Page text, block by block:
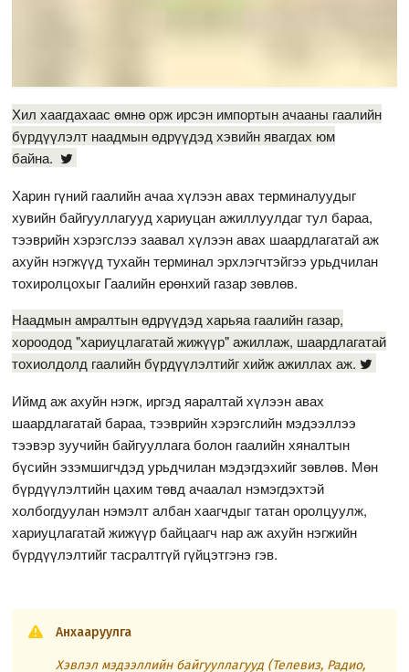
Хил хаагдахаас өмнө орж ирсэн импортын ачааны гаалийн
бүрдүүлэлт наадмын өдрүүдэд хэвийн явагдах юм
байна.
Харин гүний гаалийн ачаа хүлээн авах терминалуудыг
хувийн байгууллагууд хариуцан ажиллуулдаг тул бараа,
тээврийн хэрэгслээ заавал хүлээн авах шаардлагатай аж
ахуйн нэгжүүд тухайн терминал эрхлэгчтэйгээ урьдчилан
тохиролцохыг Гаалийн ерөнхий газар зөвлөв.
Наадмын амралтын өдрүүдэд харьяа гаалийн газар,
хороодод "хариуцлагатай жижүүр" ажиллаж, шаардлагатай
тохиолдолд гаалийн бүрдүүлэлтийг хийж ажиллах аж.
Иймд аж ахуйн нэгж, иргэд яаралтай хүлээн авах
шаардлагатай бараа, тээврийн хэрэгслийн мэдээллээ
тээвэр зуучийн байгууллага болон гаалийн хяналтын
бүсийн эзэмшигчдэд урьдчилан мэдэгдэхийг зөвлөв. Мөн
бүрдүүлэлтийн цахим төвд ачаалал нэмэгдэхтэй
холбогдуулан нэмэлт албан хаагчдыг татан оролцуулж,
хариуцлагатай жижүүр байцаагч нар аж ахуйн нэгжийн
бүрдүүлэлтийг тасралтгүй гүйцэтгэнэ гэв.
Анхааруулга
Хэвлэл мэдээллийн байгууллагууд (Телевиз, Радио,